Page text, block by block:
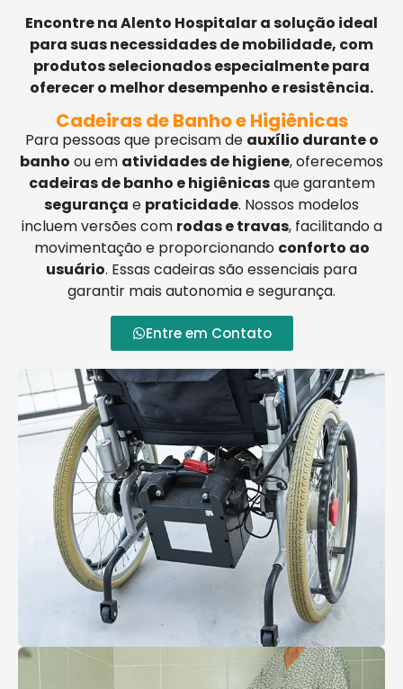
Encontre na Alento Hospitalar a solução ideal
para suas necessidades de mobilidade, com
produtos selecionados especialmente para
oferecer o melhor desempenho e resistência.
Cadeiras de Banho e Higiênicas
Para pessoas que precisam de auxílio durante o
banho ou em atividades de higiene, oferecemos
cadeiras de banho e higiênicasque garantem
segurança e praticidade. Nossos modelos
incluem versões com rodas e travas, facilitando a
movimentação e proporcionando conforto ao
usuário. Essas cadeiras são essenciais para
garantir mais autonomia e segurança.
Entre em Contato